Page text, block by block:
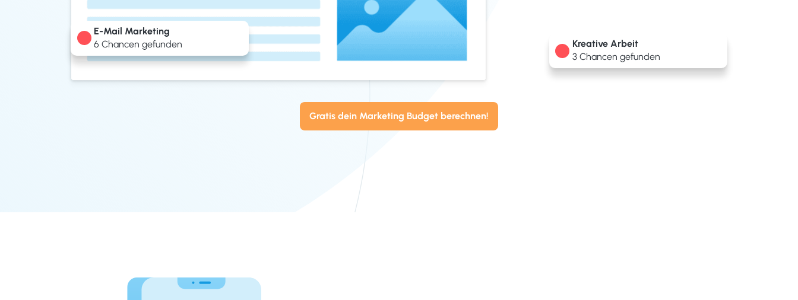
E-Mail Marketing
6 Chancen gefunden
Kreative Arbeit
3 Chancen gefunden
Gratis dein Marketing Budget berechnen!